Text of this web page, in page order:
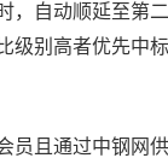
，自动顺延至第
级别高者优先中
员且通过中钢网